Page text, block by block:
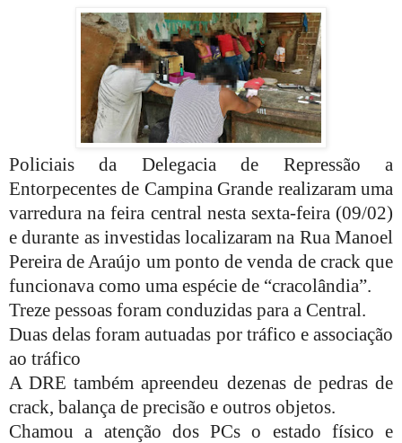
Policiais da Delegacia de Repressão a
Entorpecentes de Campina Grande realizaram uma
varredura na feira central nesta sexta-feira (09/02)
e durante as investidas localizaram na Rua Manoel
Pereira de Araújo um ponto de venda de crack que
funcionava como uma espécie de “cracolândia”.
Treze pessoas foram conduzidas para a Central.
Duas delas foram autuadas por tráfico e associação
ao tráfico
A DRE também apreendeu dezenas de pedras de
crack, balança de precisão e outros objetos.
Chamou a atenção dos PCs o estado físico e